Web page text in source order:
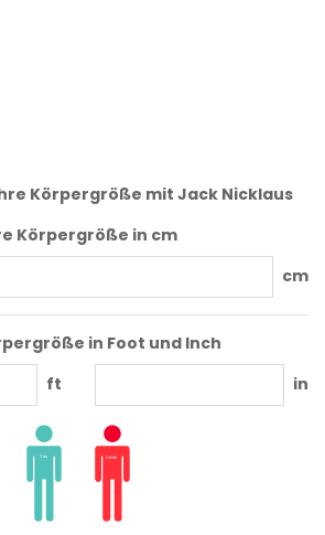
Körpergröße mit Jack Nicklaus
Körpergröße in cm
cm
in Foot und Inch
ft
in